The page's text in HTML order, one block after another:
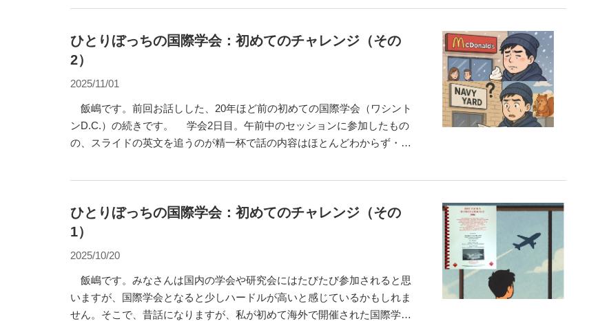
ひとりぼっちの国際学会：初めてのチャレンジ（その
2）
2025/11/01
飯嶋です。前回お話しした、20年ほど前の初めての国際学会（ワシント
ンD.C.）の続きです。 学会2日目。午前中のセッションに参加したもの
の、スライドの英文を追うのが精一杯で話の内容はほとんどわからず・・
ひとりぼっちの国際学会：初めてのチャレンジ（その
1）
2025/10/20
飯嶋です。みなさんは国内の学会や研究会にはたびたび参加されると思
いますが、国際学会となると少しハードルが高いと感じているかもしれま
せん。そこで、昔話になりますが、私が初めて海外で開催された国際学会